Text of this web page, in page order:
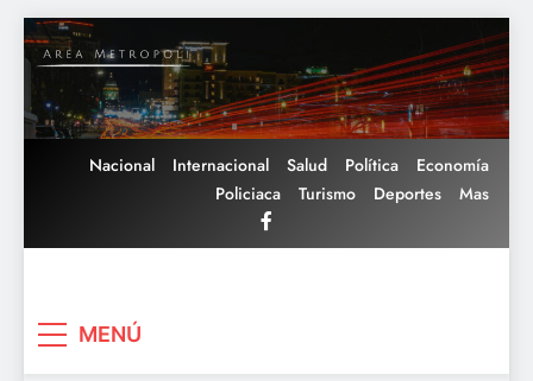
Saltar
al
contenido
Nacional Internacional Salud Política
Economía
Policiaca
Turismo Deportes Mas
MENÚ